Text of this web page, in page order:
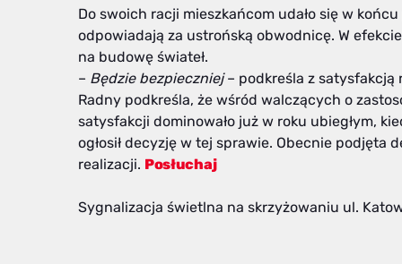
Do swoich racji mieszkańcom udało się w
odpowiadają za ustrońską obwodnicę. W
na budowę świateł.
– Będzie bezpieczniej– podkreśla z satysfakcją
Radny podkreśla, że wśród walczących o
satysfakcji dominowało już w roku ubiegłym,
ogłosił decyzję w tej sprawie. Obecnie podjęta
realizacji. Posłuchaj
Sygnalizacja świetlna na skrzyżowaniu ul.